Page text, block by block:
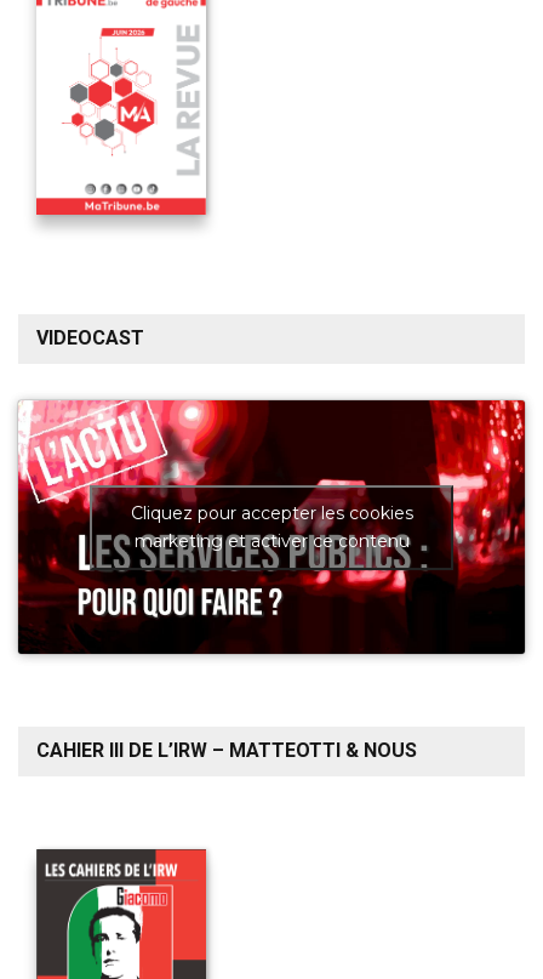
VIDEOCAST
Cliquez pour accepter les cookies
marketing et activer ce contenu
CAHIER III DE L’IRW – MATTEOTTI & NOUS